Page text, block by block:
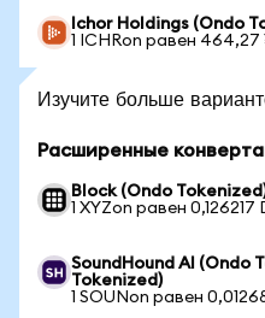
Ichor Holdings (Ondo
1 ICHRon равен 464,27
Изучите больше
Расширенные
Block (Ondo
1 XYZon равен 0,126217
SoundHound AI (Ondo
Tokenized)
1 SOUNon равен